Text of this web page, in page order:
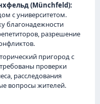
(Münchfeld):
с университетом.
благонадежности
разрешение
пригород с
проверки
расследования
вопросы жителей.